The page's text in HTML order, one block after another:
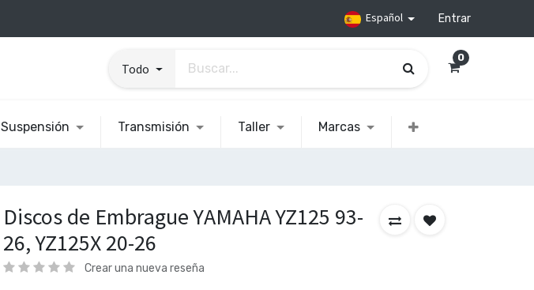
Español Entrar
Todo
0
Suspensión Transmisión Taller Marcas
Discos de Embrague YAMAHA YZ125 93-
26, YZ125X 20-26
Crear una nueva reseña